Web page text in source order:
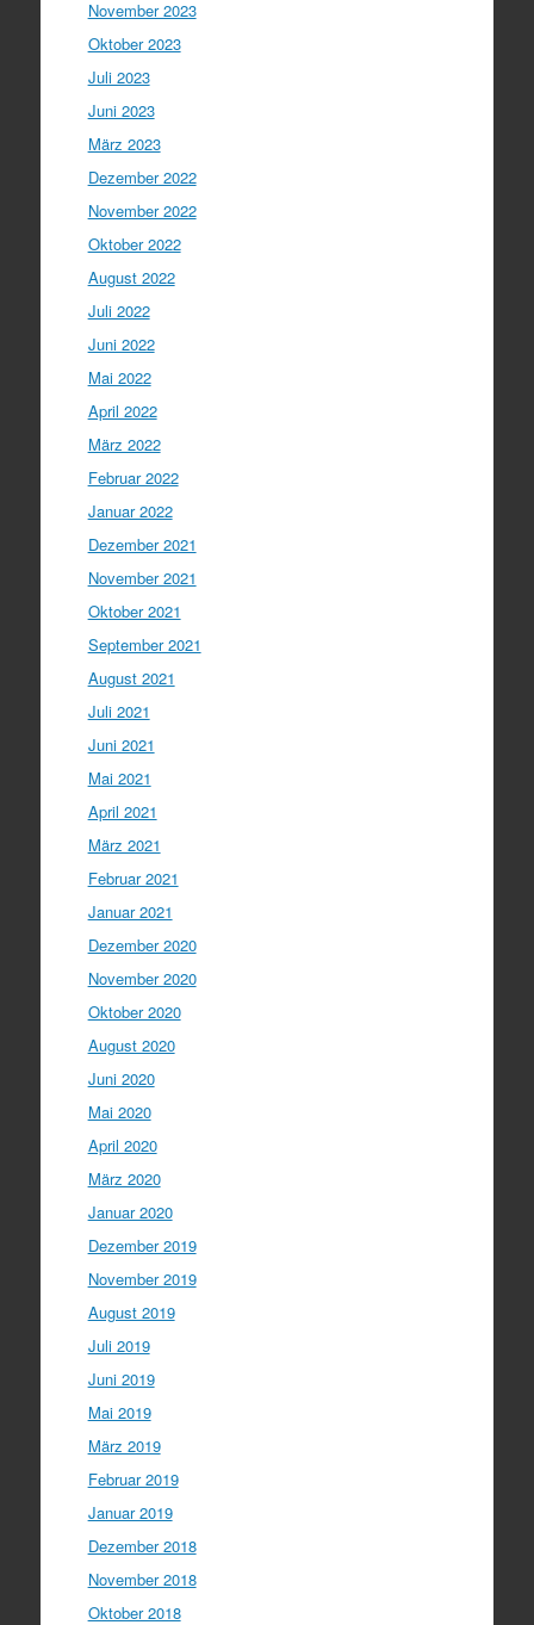
November 2023
Oktober 2023
Juli 2023
Juni 2023
März 2023
Dezember 2022
November 2022
Oktober 2022
August 2022
Juli 2022
Juni 2022
Mai 2022
April 2022
März 2022
Februar 2022
Januar 2022
Dezember 2021
November 2021
Oktober 2021
September 2021
August 2021
Juli 2021
Juni 2021
Mai 2021
April 2021
März 2021
Februar 2021
Januar 2021
Dezember 2020
November 2020
Oktober 2020
August 2020
Juni 2020
Mai 2020
April 2020
März 2020
Januar 2020
Dezember 2019
November 2019
August 2019
Juli 2019
Juni 2019
Mai 2019
März 2019
Februar 2019
Januar 2019
Dezember 2018
November 2018
Oktober 2018